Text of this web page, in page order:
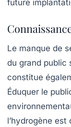
future
Le manque de
du grand public
constitue
Éduquer le
l’hydrogène